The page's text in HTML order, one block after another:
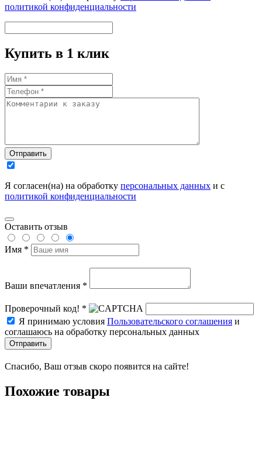
политикой конфиденциальности
Купить в 1 клик
Отправить
Я согласен(на) на обработку персональных данных и с
политикой конфиденциальности
Оставить отзыв
Имя *
Ваши впечатления *
Проверочный код! *
Я принимаю условия Пользовательского соглашения и
соглашаюсь на обработку персональных данных
Отправить
Спасибо, Ваш отзыв скоро появится на сайте!
Похожие товары